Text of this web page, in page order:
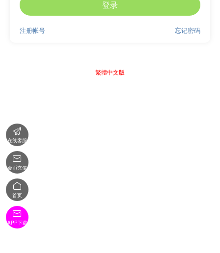
登录
忘记密码
注册帐号
繁體中文版

在线客服

金币充值

首页

APP下载